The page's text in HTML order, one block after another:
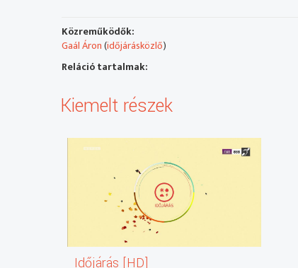
Közreműködők:
Gaál Áron(időjárásközlő)
Reláció tartalmak:
Kiemelt részek
Időjárás [HD]